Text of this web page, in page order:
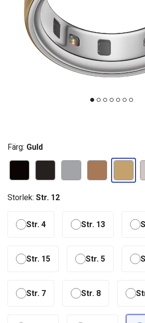
Färg: Guld
Storlek: Str. 12
Str. 4 Str. 13
Str. 15 Str. 5
Str. 7 Str. 8